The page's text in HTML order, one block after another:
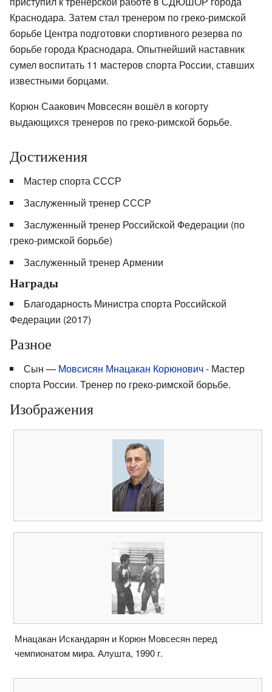
Краснодара. Затем стал тренером по греко-римской
борьбе Центра подготовки спортивного резерва по
борьбе города Краснодара. Опытнейший наставник
сумел воспитать 11 мастеров спорта России, ставших
известными борцами.
Корюн Саакович Мовсесян вошёл в когорту
выдающихся тренеров по греко-римской борьбе.
Достижения
Мастер спорта СССР
Заслуженный тренер СССР
Заслуженный тренер Российской Федерации (по
греко-римской борьбе)
Заслуженный тренер Армении
Награды
Благодарность Министра спорта Российской
Федерации (2017)
Разное
Сын — Мовсисян Мнацакан Корюнович- Мастер
спорта России. Тренер по греко-римской борьбе.
Изображения
Мнацакан Искандарян и Корюн Мовсесян перед
чемпионатом мира. Алушта, 1990 г.